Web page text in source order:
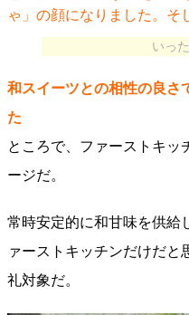
ゃ」の顔になりました。そ
いっ
和スイーツとの相性の良さ
た
ところで、ファーストキッ
ージだ。
常時安定的に和甘味を供給
ァーストキッチンだけだと
礼対象だ。